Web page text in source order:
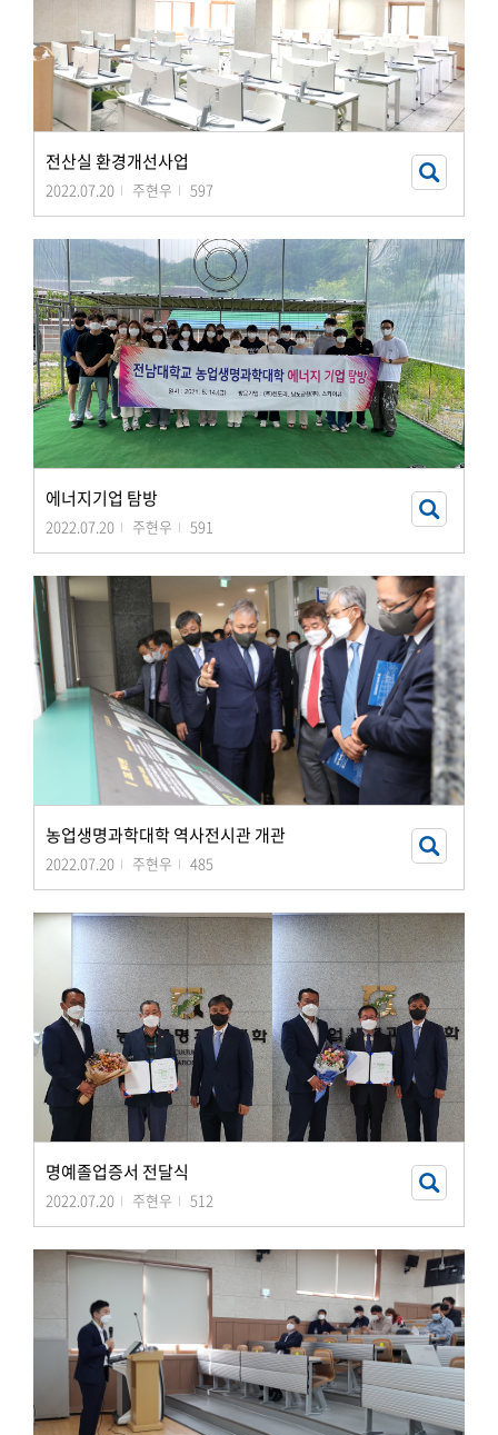
전산실 환경개선사업
2022.07.20 주현우 597
에너지기업 탐방
2022.07.20 주현우 591
농업생명과학대학 역사전시관 개관
2022.07.20 주현우 485
명예졸업증서 전달식
2022.07.20 주현우 512